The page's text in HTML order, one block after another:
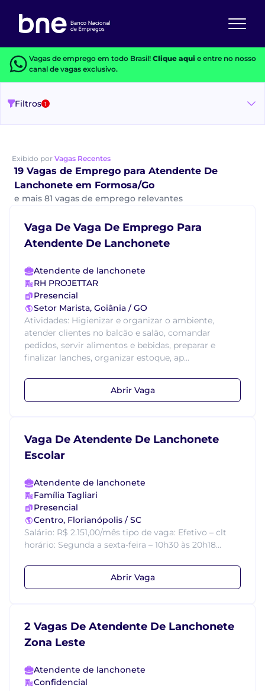
Vagas de emprego em todo Brasil! Clique aquie entre no nosso
canal de vagas exclusivo.
Filtros 1
Exibido por Vagas Recentes
19 Vagas de Emprego para Atendente De
Lanchonete em Formosa/Go
e mais 81 vagas de emprego relevantes
Vaga De Vaga De Emprego Para
Atendente De Lanchonete
Atendente de lanchonete
RH PROJETTAR
Presencial
Setor Marista, Goiânia / GO
Atividades: Higienizar e organizar o ambiente,
atender clientes no balcão e salão, comandar
pedidos, servir alimentos e bebidas, preparar e
finalizar lanches, organizar estoque, ap...
Abrir Vaga
Vaga De Atendente De Lanchonete
Escolar
Atendente de lanchonete
Família Tagliari
Presencial
Centro, Florianópolis / SC
Salário: R$ 2.151,00/mês tipo de vaga: Efetivo – clt
horário: Segunda a sexta-feira – 10h30 às 20h18...
Abrir Vaga
2 Vagas De Atendente De Lanchonete
Zona Leste
Atendente de lanchonete
Confidencial